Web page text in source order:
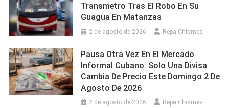
Transmetro Tras El Robo En Su
Guagua En Matanzas
2 de agosto de 2026 Repa Chismes
Pausa Otra Vez En El Mercado
Informal Cubano: Solo Una Divisa
Cambia De Precio Este Domingo 2 De
Agosto De 2026
2 de agosto de 2026 Repa Chismes